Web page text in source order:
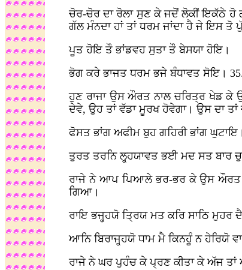
ਚੋਰ-ਚੋਰ ਦਾ ਰੋਲਾ ਸੁਣ ਕੇ ਜਦੋਂ ਲੋਕੀਂ ਇਕੱਠੇ ਹੋ
ਗੱਲ ਮੰਨਦਾ ਹਾਂ ਤਾਂ ਧਰਮ ਜਾਂਦਾ ਹੈ ਜੇ ਇਸ
ਪੂਤ ਹੋਇ ਤੌ ਭਾਂਡਵਹ ਸੁਤਾ ਤੌ ਬੇਸਯਾ ਹੋਇ।
ਭੋਗ ਕਰੇ ਭਾਜਤ ਧਰਮ ਭਜੇ ਬੰਧਾਵਤ ਸੋਇ।
ਹੁਣ ਰਾਜਾ ਉਸ ਔਰਤ ਨਾਲ ਚਰਿਤ੍ਰ ਖੇਡ ਕੇ
ਦੇਵੇ, ਉਹ ਤਾਂ ਵੱਡਾ ਮੂਰਖ ਹੋਵੇਗਾ। ਉਸ ਦਾ
ਫੋਸਤ ਭਾਂਗ ਅਫੀਮ ਬੁਹ ਗਹਿਰੀ ਭਾਂਗ ਘੁਟਾਇ।
ਤੁਰਤ ਤਰਨਿ ਲ੍ਹ੍ਹਯਾਵਤ ਭਈ ਮਦ ਸਤ ਬਾਰ
ਰਾਜੇ ਨੇ ਆਪ ਪਿਆਲੇ ਭਰ-ਭਰ ਕੇ ਉਸ ਔਰਤ
ਗਿਆ।
ਰਾਇ ਭਜ੍ਹ੍ਹਯੋ ਤ੍ਰਿਯ ਮਤ ਕਰਿ ਸਾਠਿ ਮੁਹਰ ਦੈ
ਆਨਿ ਬਿਰਾਜ੍ਹ੍ਹਯੋ ਧਾਮ ਮੈ ਕਿਨਹੂੰ ਨ ਹੇਰਿਯੋ
ਰਾਜੇ ਨੇ ਘਰ ਪੁਹੰਚ ਕੇ ਪ੍ਰਣ ਕੀਤਾ ਕੇ ਅੱਜ